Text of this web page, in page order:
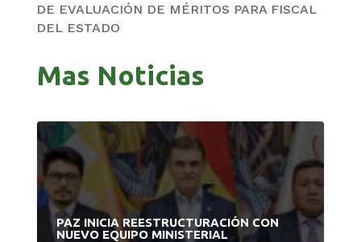
DE EVALUACIÓN DE MÉRITOS PARA FISCAL
DEL ESTADO
Mas Noticias
PAZ INICIA REESTRUCTURACIÓN CON
NUEVO EQUIPO MINISTERIAL